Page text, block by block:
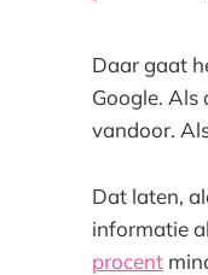
Daar gaat
Google. Als
vandoor.
Dat laten,
informatie
procent